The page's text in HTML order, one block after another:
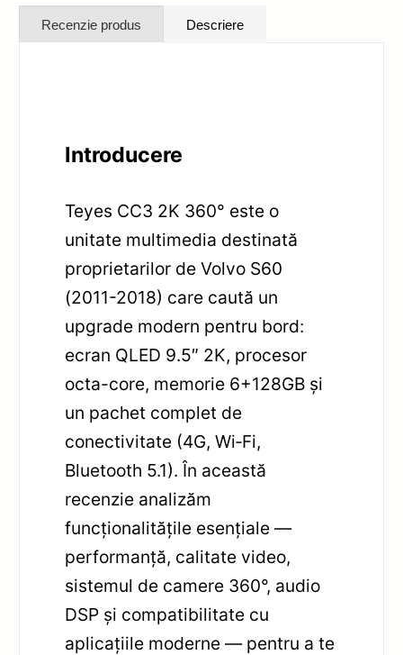
Recenzie produs Descriere
Introducere
Teyes CC3 2K 360° este o
unitate multimedia destinată
proprietarilor de Volvo S60
(2011-2018) care caută un
upgrade modern pentru bord:
ecran QLED 9.5″ 2K, procesor
octa-core, memorie 6+128GB și
un pachet complet de
conectivitate (4G, Wi‑Fi,
Bluetooth 5.1). În această
recenzie analizăm
funcționalitățile esențiale —
performanță, calitate video,
sistemul de camere 360°, audio
DSP și compatibilitate cu
aplicațiile moderne — pentru a te